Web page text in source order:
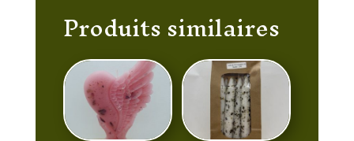
Produits similaires